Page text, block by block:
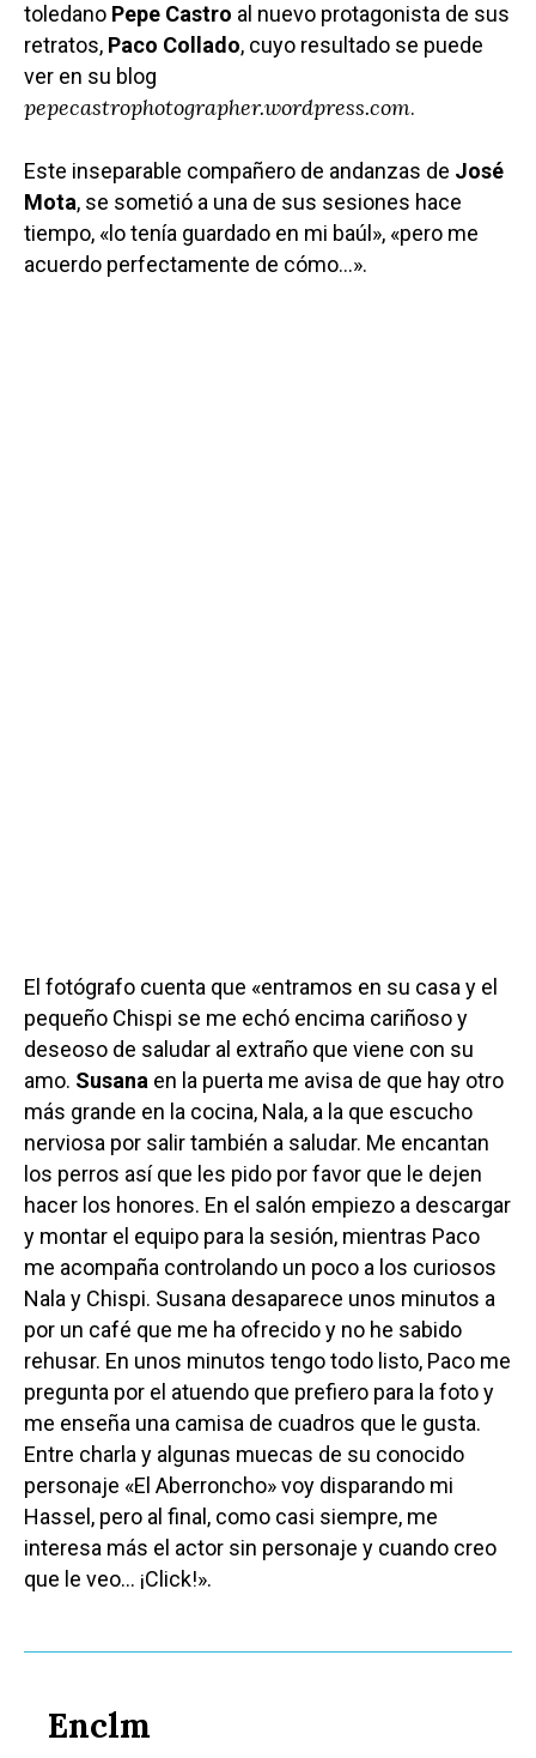
toledano Pepe Castro al nuevo protagonista de sus
retratos, Paco Collado, cuyo resultado se puede
ver en su blog
pepecastrophotographer.wordpress.com.
Este inseparable compañero de andanzas de José
Mota, se sometió a una de sus sesiones hace
tiempo, «lo tenía guardado en mi baúl», «pero me
acuerdo perfectamente de cómo…».
El fotógrafo cuenta que «entramos en su casa y el
pequeño Chispi se me echó encima cariñoso y
deseoso de saludar al extraño que viene con su
amo. Susana en la puerta me avisa de que hay otro
más grande en la cocina, Nala, a la que escucho
nerviosa por salir también a saludar. Me encantan
los perros así que les pido por favor que le dejen
hacer los honores. En el salón empiezo a descargar
y montar el equipo para la sesión, mientras Paco
me acompaña controlando un poco a los curiosos
Nala y Chispi. Susana desaparece unos minutos a
por un café que me ha ofrecido y no he sabido
rehusar. En unos minutos tengo todo listo, Paco me
pregunta por el atuendo que prefiero para la foto y
me enseña una camisa de cuadros que le gusta.
Entre charla y algunas muecas de su conocido
personaje «El Aberroncho» voy disparando mi
Hassel, pero al final, como casi siempre, me
interesa más el actor sin personaje y cuando creo
que le veo… ¡Click!».
Enclm